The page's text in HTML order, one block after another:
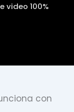
video 100%
con